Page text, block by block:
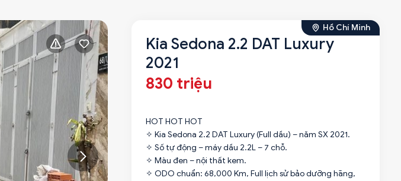
Hồ Chí Minh
Kia Sedona 2.2 DAT Luxury
2021
830 triệu
HOT HOT HOT
✧ Kia Sedona 2.2 DAT Luxury (Full dầu) – năm SX 2021.
✧ Số tự động – máy dầu 2.2L – 7 chỗ.
✧ Màu đen – nội thất kem.
✧ ODO chuẩn: 68,000 Km, Full lịch sử bảo dưỡng hãng,